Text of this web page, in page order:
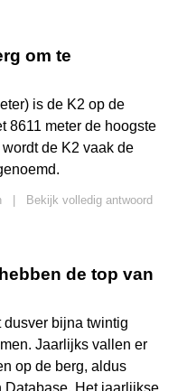
om te
is de K2 op de
8611 meter de hoogste
de K2 vaak de
Bekijk volledig antwoord
de top van
dusver bijna twintig
Jaarlijks vallen er
op de berg, aldus